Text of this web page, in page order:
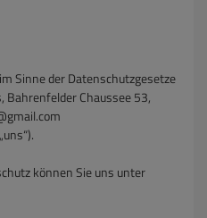
Sinne der Datenschutzgesetze
Bahrenfelder Chaussee 53,
können Sie uns unter